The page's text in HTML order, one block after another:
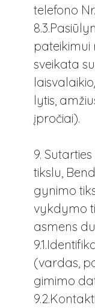
telefono
pateikimui
sveikata
lytis,
įpročiai).
9.
tikslu,
gynimo
vykdymo
asmens
(vardas,
gimimo